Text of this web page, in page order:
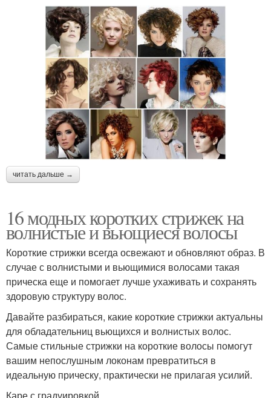
читать дальше →
16 модных коротких стрижек на
волнистые и вьющиеся волосы
Короткие стрижки всегда освежают и обновляют образ. В
случае с волнистыми и вьющимися волосами такая
прическа еще и помогает лучше ухаживать и сохранять
здоровую структуру волос.
Давайте разбираться, какие короткие стрижки актуальны
для обладательниц вьющихся и волнистых волос.
Самые стильные стрижки на короткие волосы помогут
вашим непослушным локонам превратиться в
идеальную прическу, практически не прилагая усилий.
Каре с градуировкой